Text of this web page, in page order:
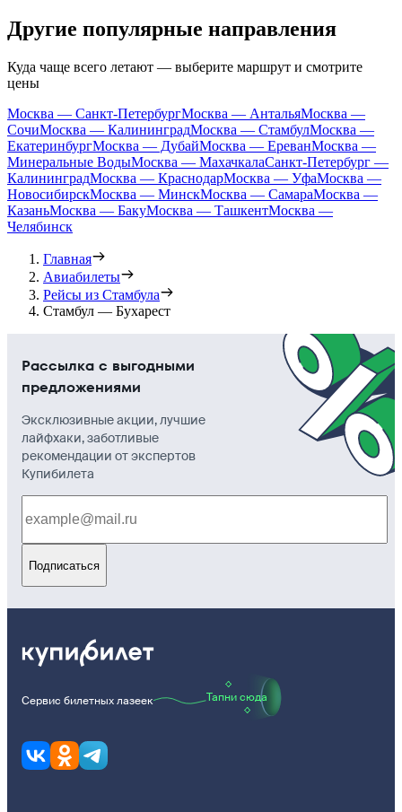
Другие популярные направления
Куда чаще всего летают — выберите маршрут и смотрите
цены
Москва — Санкт-ПетербургМосква — АнтальяМосква —
СочиМосква — КалининградМосква — СтамбулМосква —
ЕкатеринбургМосква — ДубайМосква — ЕреванМосква —
Минеральные ВодыМосква — МахачкалаСанкт-Петербург —
КалининградМосква — КраснодарМосква — УфаМосква —
НовосибирскМосква — МинскМосква — СамараМосква —
КазаньМосква — БакуМосква — ТашкентМосква —
Челябинск
Главная
Авиабилеты
Рейсы из Стамбула
Стамбул — Бухарест
Рассылка с выгодными
предложениями
Эксклюзивные акции, лучшие
лайфхаки, заботливые
рекомендации от экспертов
Купибилета
Подписаться
Сервис билетных лазеек Тапни сюда